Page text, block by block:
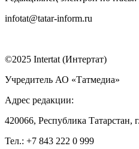
infotat@tatar-inform.ru
©2025 Intertat (Интертат)
Учредитель АО «Татмедиа»
Адрес редакции:
420066, Республика Татарстан,
Тел.: +7 843 222 0 999